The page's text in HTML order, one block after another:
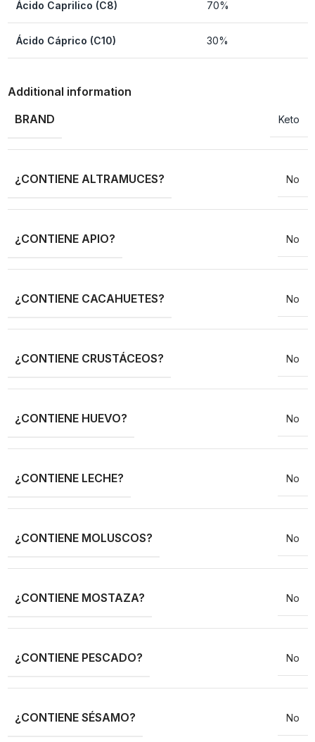
Ácido Caprilico (C8) 70%
Ácido Cáprico (C10) 30%
Additional information
BRAND
Keto
¿CONTIENE ALTRAMUCES? No
¿CONTIENE APIO? No
¿CONTIENE CACAHUETES? No
¿CONTIENE CRUSTÁCEOS? No
¿CONTIENE HUEVO? No
¿CONTIENE LECHE? No
¿CONTIENE MOLUSCOS? No
¿CONTIENE MOSTAZA? No
¿CONTIENE PESCADO? No
¿CONTIENE SÉSAMO? No